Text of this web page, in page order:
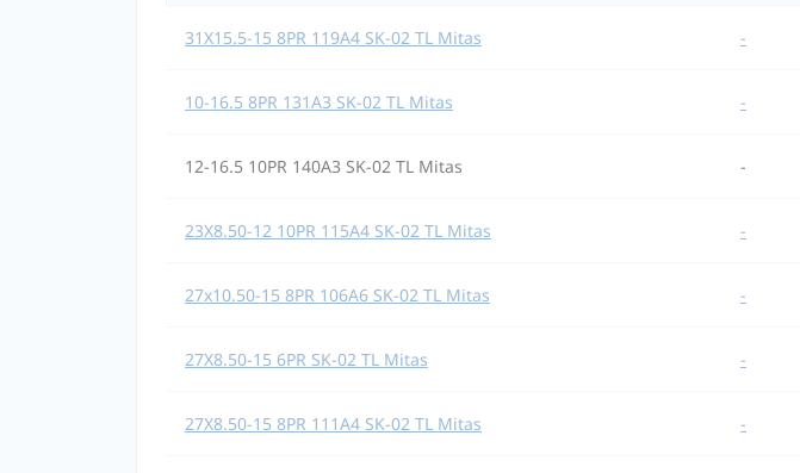
31X15.5-15 8PR 119A4 SK-02 TL Mitas -
10-16.5 8PR 131A3 SK-02 TL Mitas -
12-16.5 10PR 140A3 SK-02 TL Mitas -
23X8.50-12 10PR 115A4 SK-02 TL Mitas -
27x10.50-15 8PR 106A6 SK-02 TL Mitas -
27X8.50-15 6PR SK-02 TL Mitas -
27X8.50-15 8PR 111A4 SK-02 TL Mitas -